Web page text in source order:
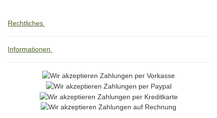
Rechtliches
Informationen